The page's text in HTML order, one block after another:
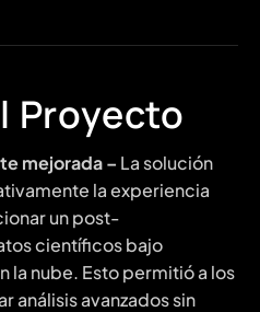
Proyecto
mejorada – La solución
la experiencia
un post-
científicos bajo
la nube. Esto permitió a los
análisis avanzados sin